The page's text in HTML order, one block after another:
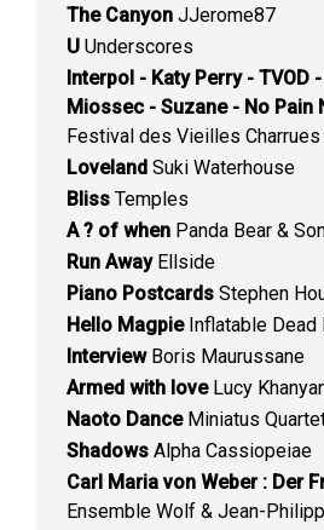
The Canyon JJerome87
U Underscores
Interpol - Katy Perry - TVOD
Miossec - Suzane - No Pain
Festival des Vieilles
Loveland Suki Waterhouse
Bliss Temples
A ? of when Panda Bear &
Run AwayEllside
Piano Postcards Stephen
Hello MagpieInflatable Dead
InterviewBoris Maurussane
Armed with loveLucy
Naoto DanceMiniatus
Shadows Alpha Cassiopeiae
Carl Maria von Weber : Der
Ensemble Wolf & Jean-